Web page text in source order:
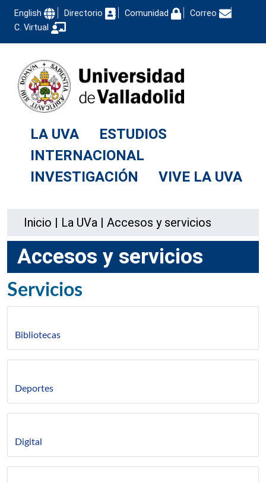
English Directorio Comunidad
Correo
C. Virtual
LA UVA
ESTUDIOS
INTERNACIONAL
INVESTIGACIÓN
VIVE LA UVA
Inicio | La UVa | Accesos y servicios
Accesos y servicios
Servicios
Bibliotecas
Deportes
Digital